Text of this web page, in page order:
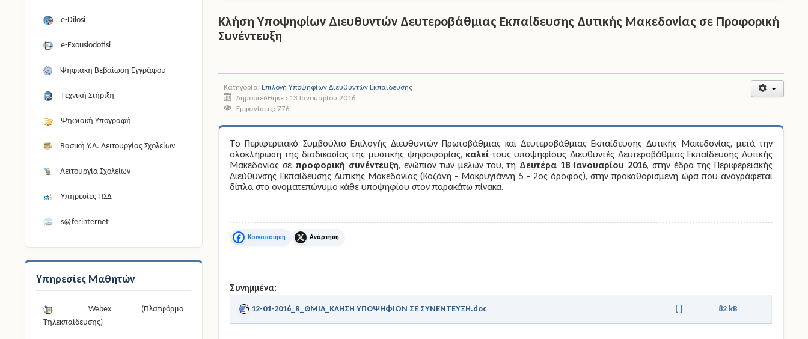
e-Dilosi
e-Exousiodotisi
Ψηφιακή Βεβαίωση Εγγράφου
Τεχνική Στήριξη
Ψηφιακή Υπογραφή
Βασική Υ.Α. Λειτουργίας Σχολείων
Λειτουργία Σχολείων
Υπηρεσίες ΠΣΔ
s@ferinternet
Υπηρεσίες Μαθητών
Webex (Πλατφόρμα
Τηλεκπαίδευσης)
Κλήση Υποψηφίων Διευθυντών Δευτεροβάθμιας Εκπαίδευσης Δυτικής Μακεδονίας σε Προφορική
Συνέντευξη
Κατηγορία:Επιλογή Υποψηφίων Διευθυντών Εκπαίδευσης
Δημοσιεύθηκε : 13 Ιανουαρίου 2016
Εμφανίσεις: 776
Το Περιφερειακό Συμβούλιο Επιλογής Διευθυντών Πρωτοβάθμιας και Δευτεροβάθμιας Εκπαίδευσης Δυτικής Μακεδονίας, μετά την
ολοκλήρωση της διαδικασίας της μυστικής ψηφοφορίας, καλεί τους υποψηφίους Διευθυντές Δευτεροβάθμιας Εκπαίδευσης Δυτικής
Μακεδονίας σε προφορική συνέντευξη, ενώπιον των μελών του, τη Δευτέρα 18 Ιανουαρίου 2016, στην έδρα της Περιφερειακής
Διεύθυνσης Εκπαίδευσης Δυτικής Μακεδονίας (Κοζάνη - Μακρυγιάννη 5 - 2ος όροφος), στην προκαθορισμένη ώρα που αναγράφεται
δίπλα στο ονοματεπώνυμο κάθε υποψηφίου στον παρακάτω πίνακα.
Facebook X
Συνημμένα:
12-01-2016_Β_ΘΜΙΑ_ΚΛΗΣΗ ΥΠΟΨΗΦΙΩΝ ΣΕ ΣΥΝΕΝΤΕΥΞΗ.doc [ ] 82 kB